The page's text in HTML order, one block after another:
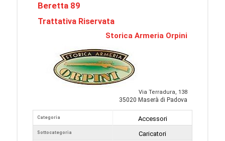
Beretta 89
Trattativa Riservata
Storica Armeria Orpini
Via Terradura, 138
35020 Maserà di Padova
Categoria
Sottocategoria
Accessori
Caricatori